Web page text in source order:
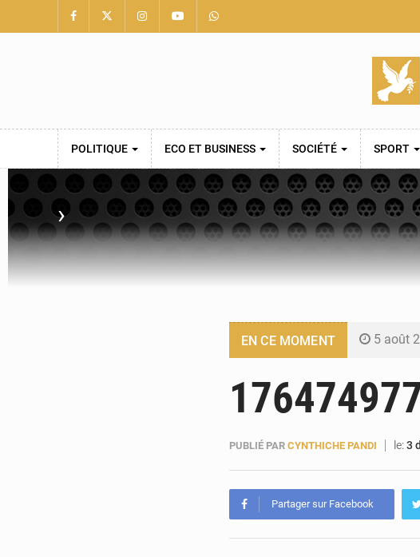
POLITIQUE ECO ET BUSINESS SOCIÉTÉ SPORT
›
EN CE MOMENT 5 août
5 août
4 août
PUBLIÉ PAR CYNTHICHE PANDI le:3
Partager sur Facebook